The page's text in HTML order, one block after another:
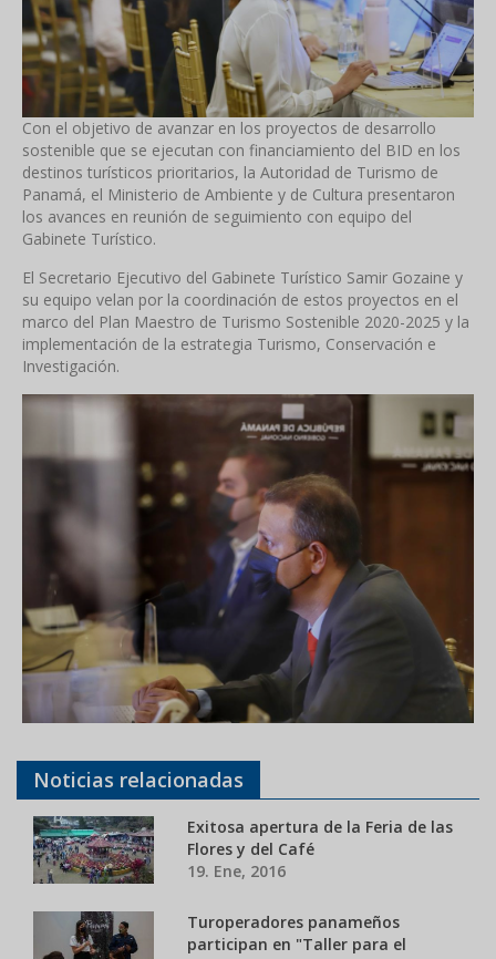
Con el objetivo de avanzar en los proyectos de desarrollo
sostenible que se ejecutan con financiamiento del BID en los
destinos turísticos prioritarios, la Autoridad de Turismo de
Panamá, el Ministerio de Ambiente y de Cultura presentaron
los avances en reunión de seguimiento con equipo del
Gabinete Turístico.
El Secretario Ejecutivo del Gabinete Turístico Samir Gozaine y
su equipo velan por la coordinación de estos proyectos en el
marco del Plan Maestro de Turismo Sostenible 2020-2025 y la
implementación de la estrategia Turismo, Conservación e
Investigación.
Noticias relacionadas
Exitosa apertura de la Feria de las
Flores y del Café
19. Ene, 2016
Turoperadores panameños
participan en "Taller para el